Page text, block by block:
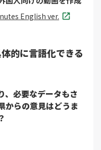
English ver.
的に言語化できる
、必要なデータもさ
からの意見はどうま